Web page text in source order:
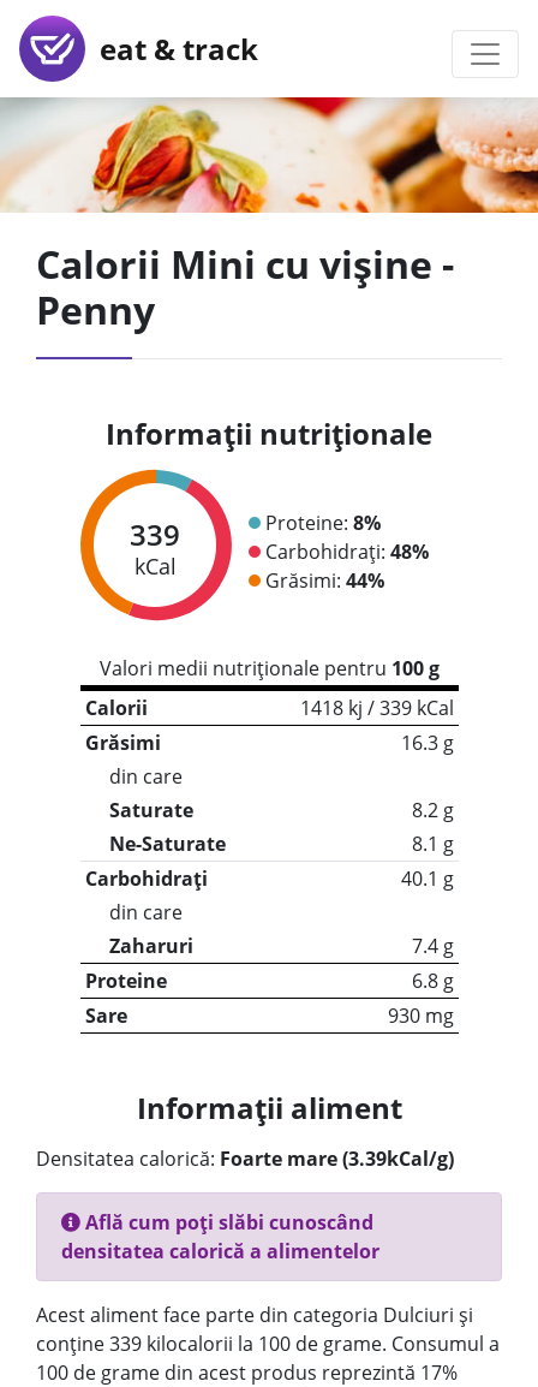
eat & track
Calorii Mini cu vișine -
Penny
Informații nutriționale
339
kCal
Proteine: 8%
Carbohidrați: 48%
Grăsimi: 44%
Valori medii nutriționale pentru 100 g
Calorii
1418 kj / 339 kCal
Grăsimi
16.3 g
din care
Saturate
8.2 g
Ne-Saturate
8.1 g
Carbohidrați
40.1 g
din care
Zaharuri
7.4 g
Proteine
6.8 g
Sare
930 mg
Informații aliment
Densitatea calorică: Foarte mare (3.39kCal/g)
Află cum poți slăbi cunoscând
densitatea calorică a alimentelor
Acest aliment face parte din categoria Dulciuri și
conține 339 kilocalorii la 100 de grame. Consumul a
100 de grame din acest produs reprezintă 17%